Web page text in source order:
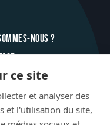
nous ?
ce site
et analyser des
et l'utilisation du site,